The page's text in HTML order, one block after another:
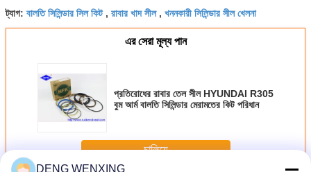
ট্যাগ: বালতি সিলিন্ডার সিল কিট, রাবার খাদ সীল, খননকারী সিলিন্ডার সীল খেলনা
এর সেরা মূল্য পান
প্রতিরোধের রাবার তেল সীল HYUNDAI R305
বুম আর্ম বালতি সিলিন্ডার মেরামতের কিট পরিধান
চালিয়ে
DENG WENXING